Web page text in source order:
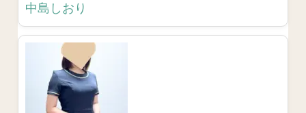
中島しおり